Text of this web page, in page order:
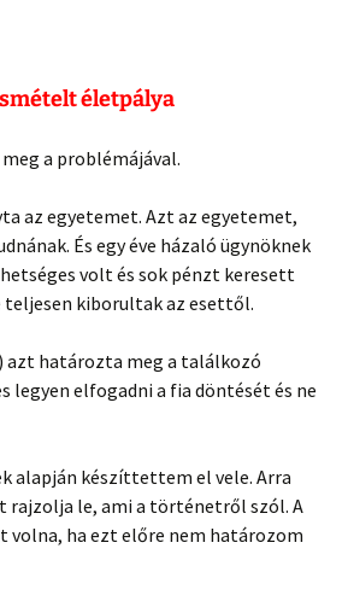
életpálya
a problémájával.
az egyetemet. Azt az egyetemet,
És egy éve házaló ügynöknek
volt és sok pénzt keresett
teljesen kiborultak az esettől.
azt határozta meg a találkozó
legyen elfogadni a fia döntését és ne
alapján készíttettem el vele. Arra
rajzolja le, ami a történetről szól. A
ha ezt előre nem határozom